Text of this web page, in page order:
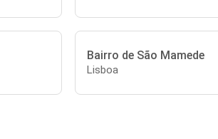
Bairro de São Mamede
Lisboa